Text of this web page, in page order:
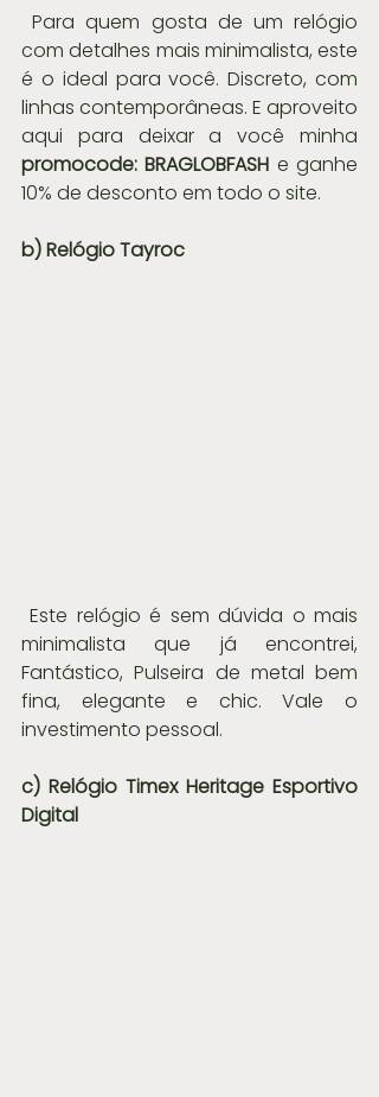
Para quem gosta de um relógio
com detalhes mais minimalista, este
é o ideal para você. Discreto, com
linhas contemporâneas. E aproveito
promocode: BRAGLOBFASH e ganhe
10% de desconto em todo o site.
b) Relógio Tayroc
Este relógio é sem dúvida o mais
minimalista que já encontrei,
Fantástico, Pulseira de metal bem
fina, elegante e chic. Vale o
investimento pessoal.
c) Relógio Timex Heritage Esportivo
Digital